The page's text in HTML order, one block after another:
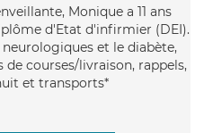
Monique a 11 ans
d'Etat d'infirmier (DEI).
et le diabète,
de courses/livraison, rappels,
et transports*